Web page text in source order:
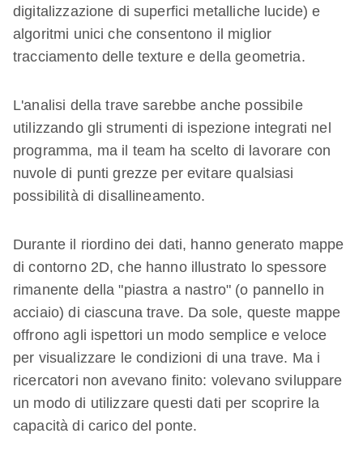
digitalizzazione di superfici metalliche lucide) e
algoritmi unici che consentono il miglior
tracciamento delle texture e della geometria.
L'analisi della trave sarebbe anche possibile
utilizzando gli strumenti di ispezione integrati nel
programma, ma il team ha scelto di lavorare con
nuvole di punti grezze per evitare qualsiasi
possibilità di disallineamento.
Durante il riordino dei dati, hanno generato mappe
di contorno 2D, che hanno illustrato lo spessore
rimanente della "piastra a nastro" (o pannello in
acciaio) di ciascuna trave. Da sole, queste mappe
offrono agli ispettori un modo semplice e veloce
per visualizzare le condizioni di una trave. Ma i
ricercatori non avevano finito: volevano sviluppare
un modo di utilizzare questi dati per scoprire la
capacità di carico del ponte.